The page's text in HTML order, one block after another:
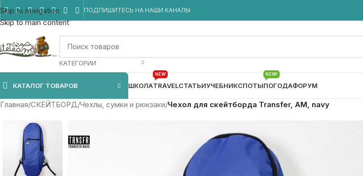
Skip to navigation
Skip to main content
ПОДПИШИТЕСЬ НА НАШИ КАНАЛЫ
КАТЕГОРИИ
КАТАЛОГ ТОВАРОВ ШКОЛАTRAVEL
NEW
СТАТЬИУЧЕБНИКСПОТЫПОГОДА
NEW!
ФОРУМ
Главная/СКЕЙТБОРД/Чехлы, сумки и рюкзаки/Чехол для скейтборда Transfer, AM, navy